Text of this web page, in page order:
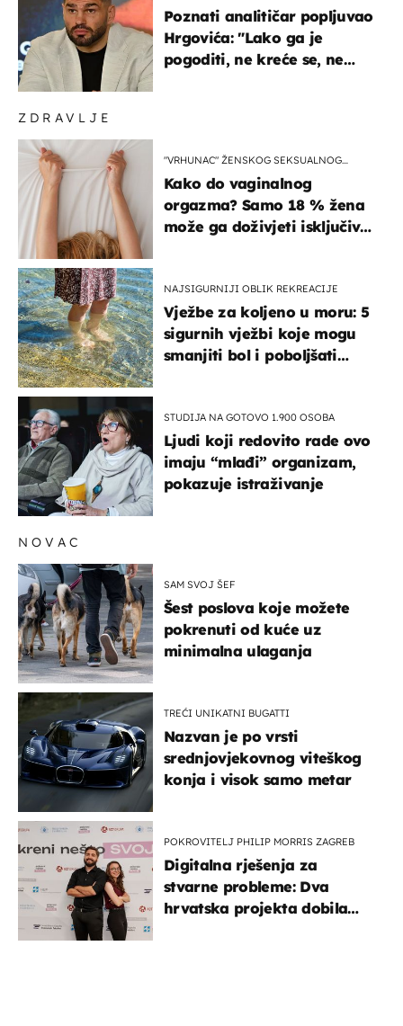
ZDRAVLJE
"VRHUNAC" ŽENSKOG SEKSUALNOG
Kako do vaginalnog
orgazma? Samo 18 % žena
može ga doživjeti isključivo
NAJSIGURNIJI OBLIK REKREACIJE
Vježbe za koljeno u moru: 5
sigurnih vježbi koje mogu
smanjiti bol i poboljšati
STUDIJA NA GOTOVO 1.900 OSOBA
Ljudi koji redovito rade ovo
imaju “mlađi” organizam,
pokazuje istraživanje
Poznati analitičar popljuvao
Hrgovića: "Lako ga je
pogoditi, ne kreće se, ne
NOVAC
SAM SVOJ ŠEF
Šest poslova koje možete
pokrenuti od kuće uz
minimalna ulaganja
TREĆI UNIKATNI BUGATTI
Nazvan je po vrsti
srednjovjekovnog viteškog
konja i visok samo metar
POKROVITELJ PHILIP MORRIS ZAGREB
Digitalna rješenja za
stvarne probleme: Dva
hrvatska projekta dobila